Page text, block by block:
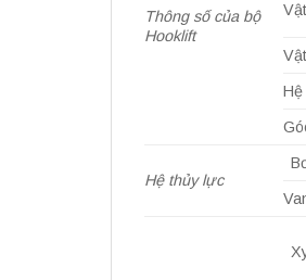
Thông số của bộ
Hooklift
Hệ
Hệ thủy lực